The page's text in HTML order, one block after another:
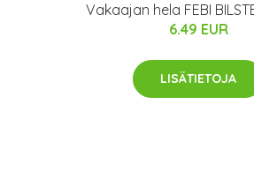
Vakaajan hela FEBI
6.49 EUR
LISÄTIETOJA